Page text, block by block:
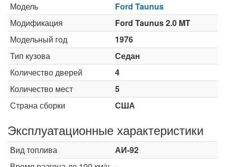
Модель
Ford Taunus
Модификация
Ford Taunus 2.0 MT
Модельный год
1976
Тип кузова
Седан
Количество дверей
4
Количество мест
5
Страна сборки
США
Эксплуатационные характеристики
Вид топлива
АИ-92